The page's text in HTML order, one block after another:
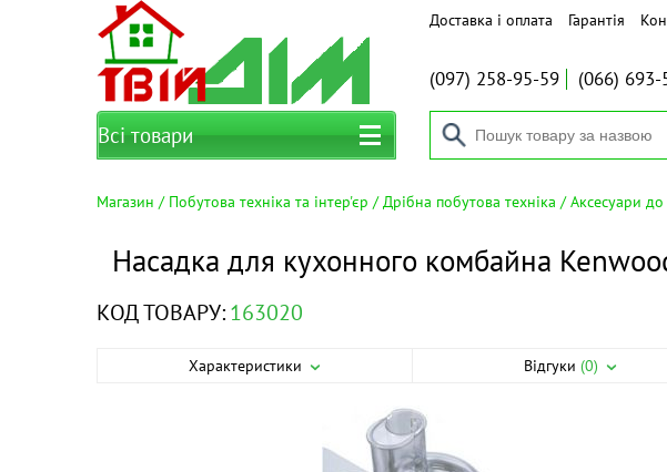
Доставка і оплата Гарантія
(097) 258-95-59 (066) 693-
Всі товари
Магазин Побутова техніка та інтер'єр Дрібна побутова техніка Аксесуари
Насадка для кухонного комбайна
КОД ТОВАРУ:163020
Характеристики Відгуки(0)